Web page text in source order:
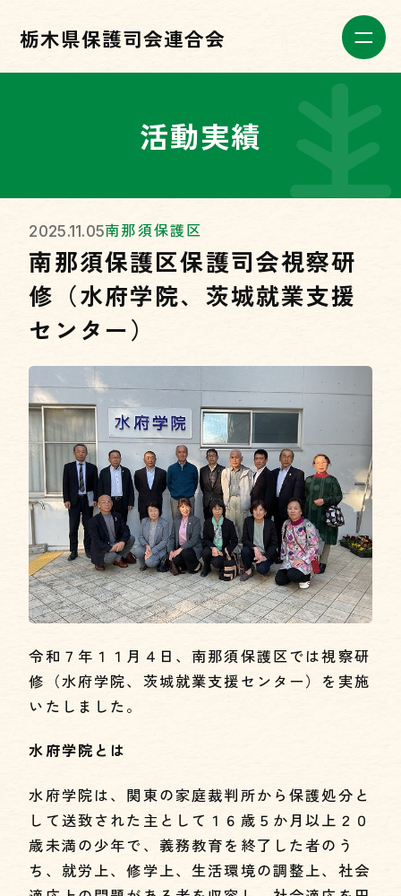
栃木県保護司会連合会
活動実績
2025.11.05南那須保護区
南那須保護区保護司会視察研
修（水府学院、茨城就業支援
センター）
令和７年１１月４日、南那須保護区では視察研
修（水府学院、茨城就業支援センター）を実施
いたしました。
水府学院とは
水府学院は、関東の家庭裁判所から保護処分と
して送致された主として１６歳５か月以上２０
歳未満の少年で、義務教育を終了した者のう
ち、就労上、修学上、生活環境の調整上、社会